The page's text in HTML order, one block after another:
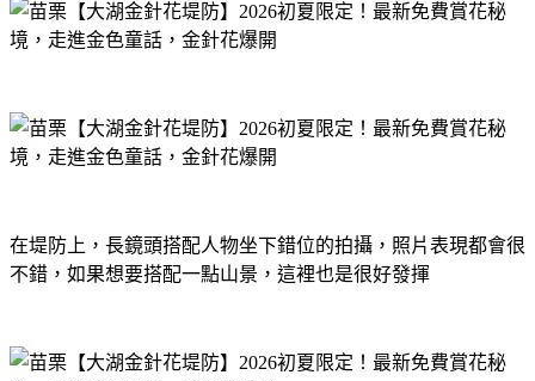
在堤防上，長鏡頭搭配人物坐下錯位的拍攝，照片表現都會很
不錯，如果想要搭配一點山景，這裡也是很好發揮